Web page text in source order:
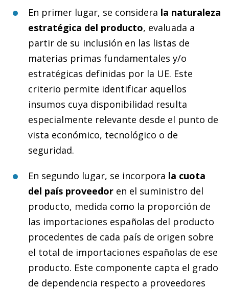
En primer lugar, se considera la naturaleza
estratégica del producto, evaluada a
partir de su inclusión en las listas de
materias primas fundamentales y/o
estratégicas definidas por la UE. Este
criterio permite identificar aquellos
insumos cuya disponibilidad resulta
especialmente relevante desde el punto de
vista económico, tecnológico o de
seguridad.
En segundo lugar, se incorpora la cuota
del país proveedor en el suministro del
producto, medida como la proporción de
las importaciones españolas del producto
procedentes de cada país de origen sobre
el total de importaciones españolas de ese
producto. Este componente capta el grado
de dependencia respecto a proveedores